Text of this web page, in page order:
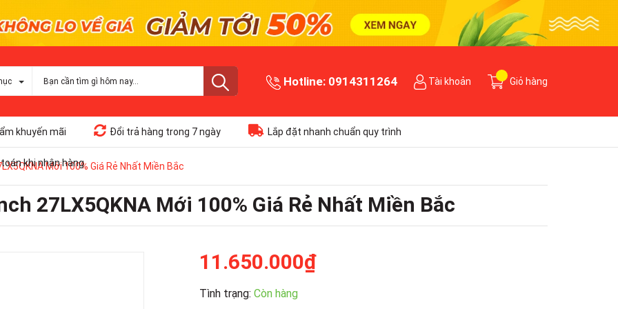
Hotline: 0914311264 Tài khoản Giỏ hàng
khuyến mãi Đổi trả hàng trong 7 ngày Lắp đặt nhanh chuẩn quy trình
khi nhận hàng
Mới 100% Giá Rẻ Nhất Miền Bắc
27LX5QKNA Mới 100% Giá Rẻ Nhất Miền Bắc
11.650.000₫
Tình trạng: Còn hàng